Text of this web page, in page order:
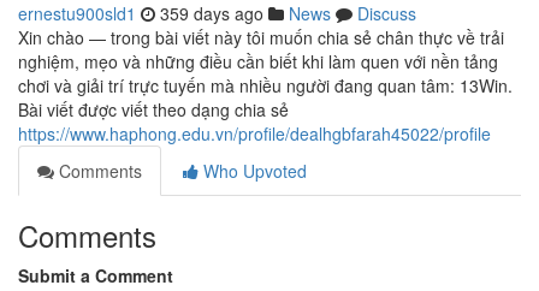
ernestu900sld1 359 days ago News
Discuss
Xin chào — trong bài viết này tôi muốn chia sẻ chân thực về trải
nghiệm, mẹo và những điều cần biết khi làm quen với nền tảng
chơi và giải trí trực tuyến mà nhiều người đang quan tâm: 13Win.
Bài viết được viết theo dạng chia sẻ
https://www.haphong.edu.vn/profile/dealhgbfarah45022/profile
Comments
Who Upvoted
Comments
Submit a Comment